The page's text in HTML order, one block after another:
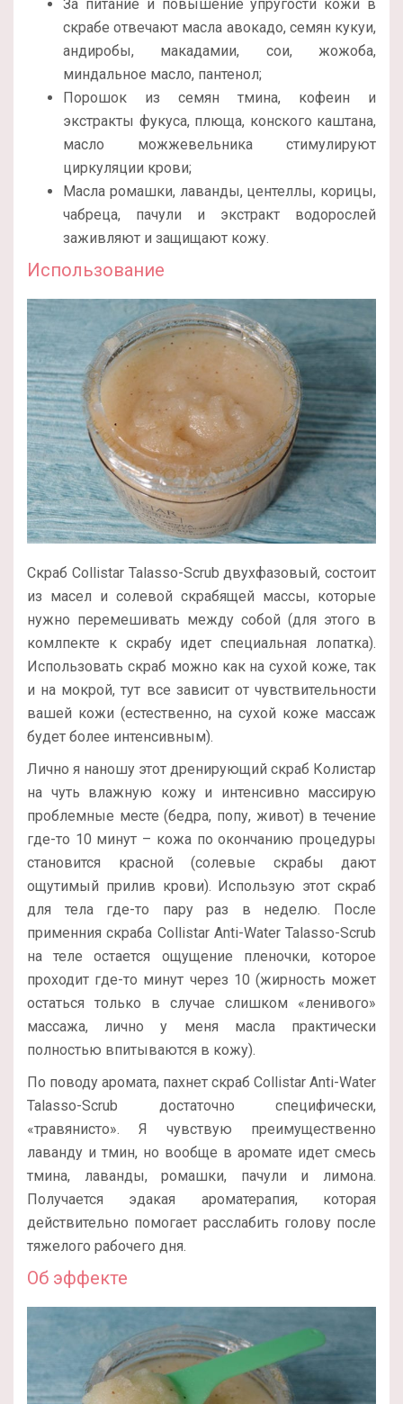
За питание и повышение упругости кожи в
скрабе отвечают масла авокадо, семян кукуи,
андиробы, макадамии, сои, жожоба,
миндальное масло, пантенол;
Порошок из семян тмина, кофеин и
экстракты фукуса, плюща, конского каштана,
масло можжевельника стимулируют
циркуляции крови;
Масла ромашки, лаванды, центеллы, корицы,
чабреца, пачули и экстракт водорослей
заживляют и защищают кожу.
Использование
Скраб Collistar Talasso-Scrub двухфазовый, состоит
из масел и солевой скрабящей массы, которые
нужно перемешивать между собой (для этого в
комлпекте к скрабу идет специальная лопатка).
Использовать скраб можно как на сухой коже, так
и на мокрой, тут все зависит от чувствительности
вашей кожи (естественно, на сухой коже массаж
будет более интенсивным).
Лично я наношу этот дренирующий скраб Колистар
на чуть влажную кожу и интенсивно массирую
проблемные месте (бедра, попу, живот) в течение
где-то 10 минут – кожа по окончанию процедуры
становится красной (солевые скрабы дают
ощутимый прилив крови). Использую этот скраб
для тела где-то пару раз в неделю. После
применния скраба Collistar Anti-Water Talasso-Scrub
на теле остается ощущение пленочки, которое
проходит где-то минут через 10 (жирность может
остаться только в случае слишком «ленивого»
массажа, лично у меня масла практически
полностью впитываются в кожу).
По поводу аромата, пахнет скраб Collistar Anti-Water
Talasso-Scrub достаточно специфически,
«травянисто». Я чувствую преимущественно
лаванду и тмин, но вообще в аромате идет смесь
тмина, лаванды, ромашки, пачули и лимона.
Получается эдакая ароматерапия, которая
действительно помогает расслабить голову после
тяжелого рабочего дня.
Об эффекте